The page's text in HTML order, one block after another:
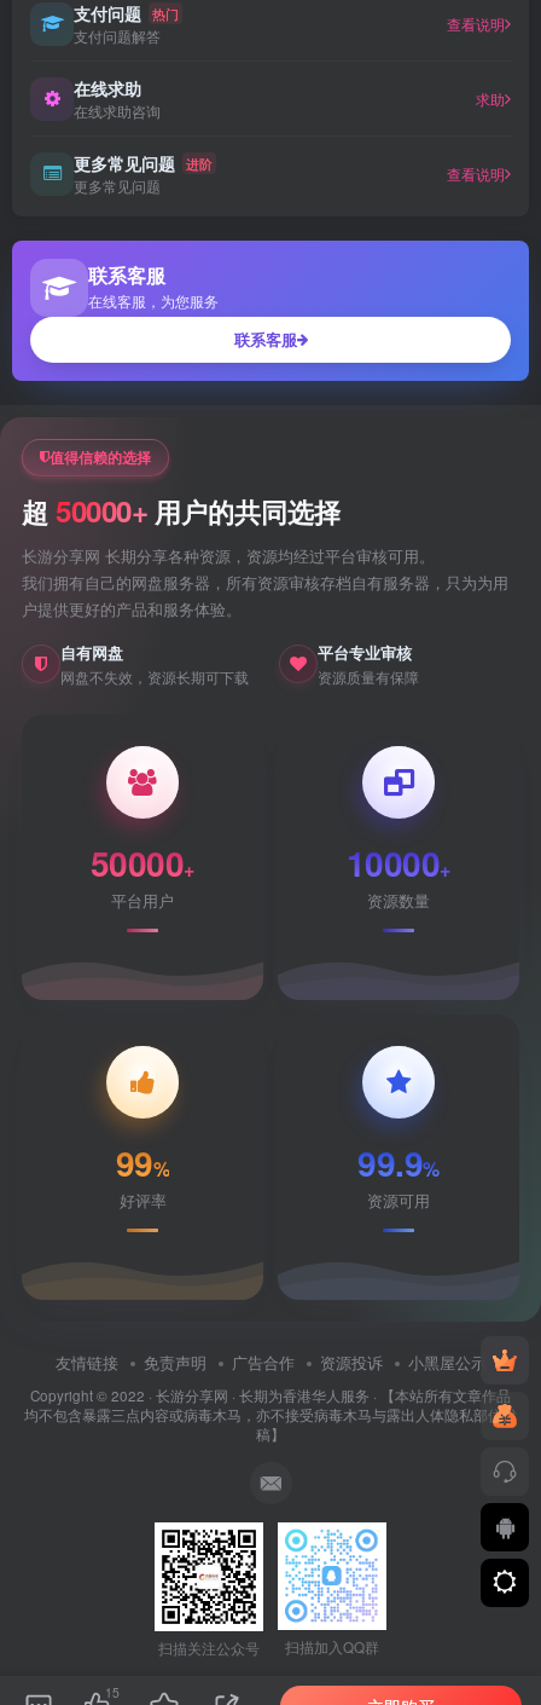
支付问题 热门
支付问题解答
查看说明
在线求助
在线求助咨询
求助
更多常见问题 进阶
更多常见问题
查看说明
联系客服
在线客服，为您服务
联系客服
值得信赖的选择
超 50000+ 用户的共同选择
长游分享网 长期分享各种资源，资源均经过平台审核可用。
我们拥有自己的网盘服务器，所有资源审核存档自有服务器，只为为用
户提供更好的产品和服务体验。
自有网盘
网盘不失效，资源长期可下载
平台专业审核
资源质量有保障
50000+
平台用户
10000+
资源数量
99%
好评率
99.9%
资源可用
友情链接 免责声明 广告合作 资源投诉 小黑屋公示
Copyright © 2022 · 长游分享网 · 长期为香港华人服务 · 【本站所有文章作品
均不包含暴露三点内容或病毒木马，亦不接受病毒木马与露出人体隐私部位投
稿】
扫描关注公众号 扫描加入QQ群
15